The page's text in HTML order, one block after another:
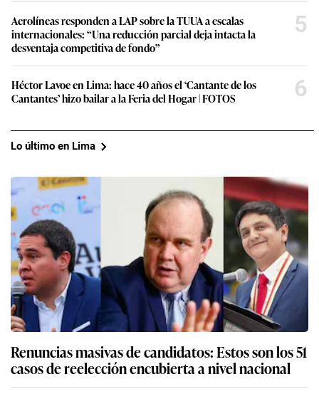
Aerolíneas responden a LAP sobre la TUUA a escalas
internacionales: “Una reducción parcial deja intacta la
desventaja competitiva de fondo”
5
Héctor Lavoe en Lima: hace 40 años el ‘Cantante de los
Cantantes’ hizo bailar a la Feria del Hogar | FOTOS
6
Lo último en Lima
Renuncias masivas de candidatos: Estos son los 51
casos de reelección encubierta a nivel nacional